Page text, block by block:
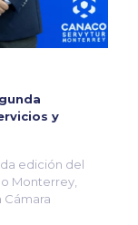
y
edición del
Monterrey,
Cámara